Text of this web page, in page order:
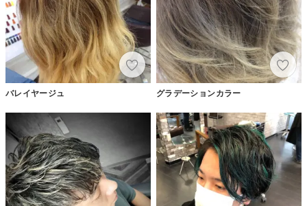
バレイヤージュ グラデーションカラー